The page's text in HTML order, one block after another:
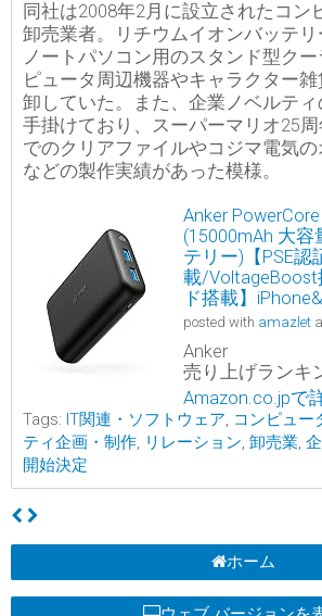
同社は2008年2月に設立されたコン
卸売業者。リチウムイオンバッテリ
ノートパソコン用のスタンド型ク
ピュータ周辺機器やキャラクター
卸していた。また、企業ノベルテ
手掛けており、スーパーマリオ25
でのクリアファイルやコジマ電気
などの製作実績があった模様。
Anker
(15000mAh 大
テリー)【PSE認
載/
ド搭載】
posted with amazlet
Anker
売り上げランキ
Amazon.co.jpで
Tags: IT関連・ソフトウェア, コンピュー
ティ企画・制作, リレーション, 卸売業,
開始決定
ホーム